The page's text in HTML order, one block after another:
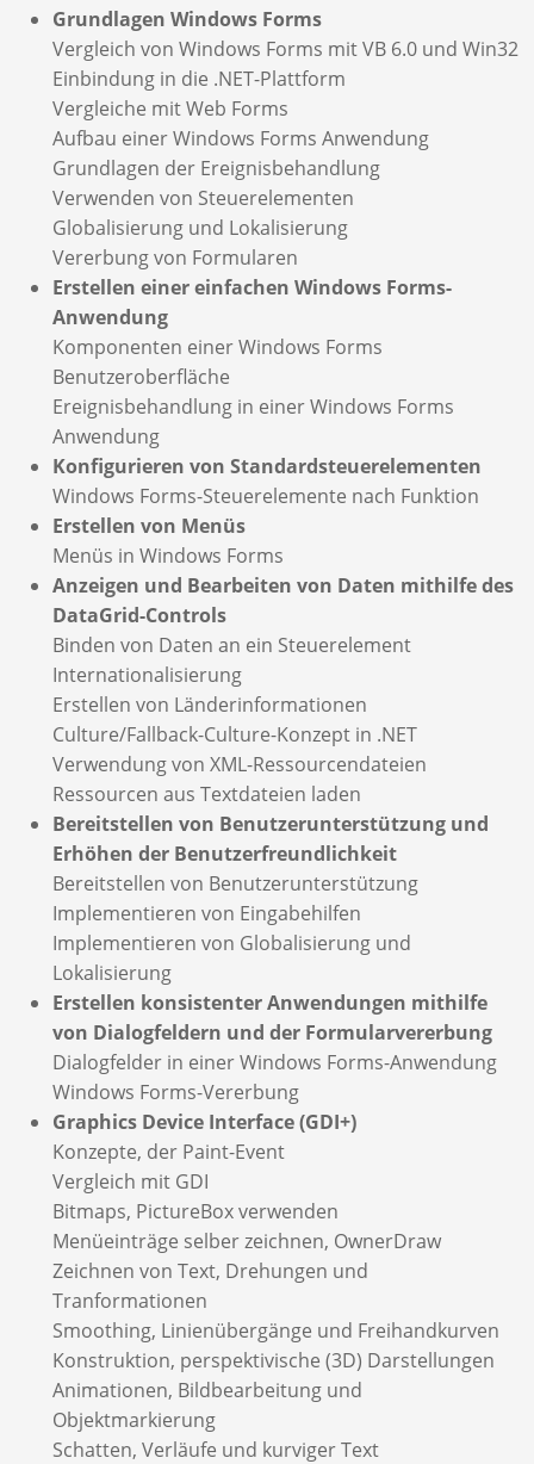
Grundlagen Windows Forms
Vergleich von Windows Forms mit VB 6.0 und Win32
Einbindung in die .NET-Plattform
Vergleiche mit Web Forms
Aufbau einer Windows Forms Anwendung
Grundlagen der Ereignisbehandlung
Verwenden von Steuerelementen
Globalisierung und Lokalisierung
Vererbung von Formularen
Erstellen einer einfachen Windows Forms-
Anwendung
Komponenten einer Windows Forms
Benutzeroberfläche
Ereignisbehandlung in einer Windows Forms
Anwendung
Konfigurieren von Standardsteuerelementen
Windows Forms-Steuerelemente nach Funktion
Erstellen von Menüs
Menüs in Windows Forms
Anzeigen und Bearbeiten von Daten mithilfe des
DataGrid-Controls
Binden von Daten an ein Steuerelement
Internationalisierung
Erstellen von Länderinformationen
Culture/Fallback-Culture-Konzept in .NET
Verwendung von XML-Ressourcendateien
Ressourcen aus Textdateien laden
Bereitstellen von Benutzerunterstützung und
Erhöhen der Benutzerfreundlichkeit
Bereitstellen von Benutzerunterstützung
Implementieren von Eingabehilfen
Implementieren von Globalisierung und
Lokalisierung
Erstellen konsistenter Anwendungen mithilfe
von Dialogfeldern und der Formularvererbung
Dialogfelder in einer Windows Forms-Anwendung
Windows Forms-Vererbung
Graphics Device Interface (GDI+)
Konzepte, der Paint-Event
Vergleich mit GDI
Bitmaps, PictureBox verwenden
Menüeinträge selber zeichnen, OwnerDraw
Zeichnen von Text, Drehungen und
Tranformationen
Smoothing, Linienübergänge und Freihandkurven
Konstruktion, perspektivische (3D) Darstellungen
Animationen, Bildbearbeitung und
Objektmarkierung
Schatten, Verläufe und kurviger Text